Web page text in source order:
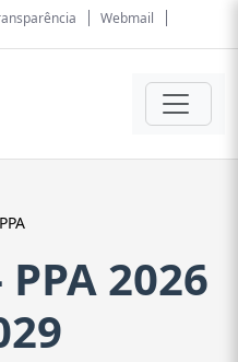
Webmail
2026